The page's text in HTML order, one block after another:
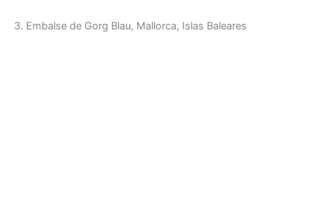
3. Embalse de Gorg Blau, Mallorca, Islas Baleares